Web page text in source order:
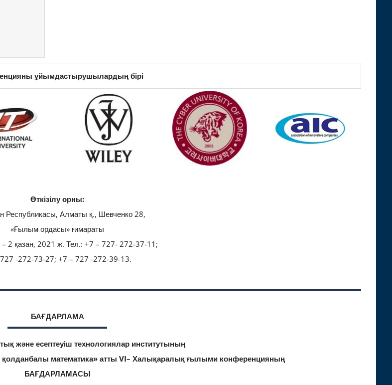
ұйымдастырушылардың бірі
Өткізілу орны:
Республикасы, Алматы қ., Шевченко 28,
«Ғылым ордасы» ғимараты
– 2 қазан, 2021 ж. Тел.: +7 – 727- 272-37-11;
-272-73-27; +7 – 727 -272-39-13.
БАҒДАРЛАМА
және есептеуіш технологиялар институтының
математика» атты VI– Халықаралық ғылыми конференцияның
БАҒДАРЛАМАСЫ